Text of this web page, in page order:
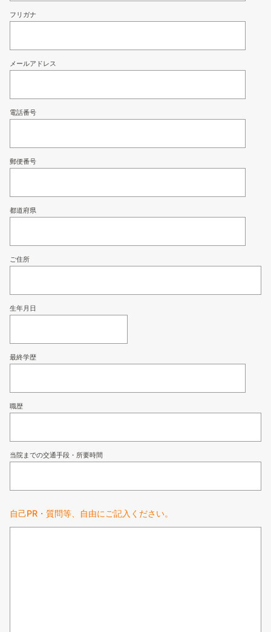
フリガナ
メールアドレス
電話番号
郵便番号
都道府県
ご住所
生年月日
最終学歴
職歴
当院までの交通手段・所要時間
自己PR・質問等、自由にご記入ください。